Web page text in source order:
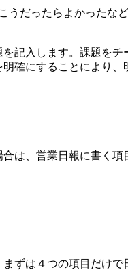
うだったらよかったな
記入します。課題を
確にすることにより、
は、営業日報に書く
ずは４つの項目だけ